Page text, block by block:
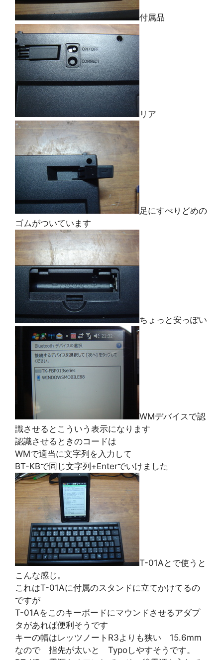
付属品
リア
足にすべりどめの
ゴムがついています
ちょっと安っぽい
WMデバイスで認
識させるとこういう表示になります
認識させるときのコードは
WMで適当に文字列を入力して
BT-KBで同じ文字列+Enterでいけました
T-01Aとで使うと
こんな感じ。
これはT-01Aに付属のスタンドに立てかけてるの
ですが
T-01Aをこのキーボードにマウンドさせるアダプ
タがあれば便利そうです
キーの幅はレッツノートR3よりも狭い 15.6mm
なので 指先が太いと Typoしやすそうです。